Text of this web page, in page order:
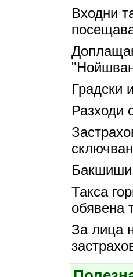
Входни
Градски
Разходи
Бакшиши
Такса
обявена
За лица